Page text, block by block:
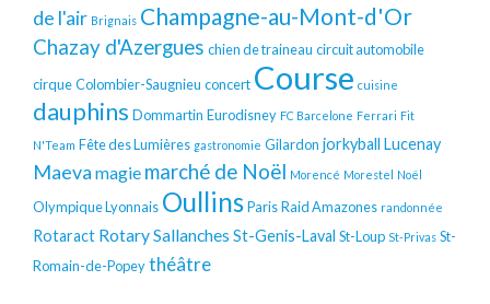
de l'air Brignais Champagne-au-Mont-d'Or
Chazay d'Azergues chien de traineau circuit automobile
cirqueColombier-Saugnieu concert Course cuisine
dauphins Dommartin Eurodisney FC Barcelone Ferrari Fit
N'Team Fête des Lumières gastronomie Gilardon jorkyball Lucenay
Maeva magie marché de Noël Morencé Morestel Noël
Olympique Lyonnais OullinsParisRaid Amazones randonnée
Rotaract RotarySallanches St-Genis-Laval St-Loup St-Privas St-
Romain-de-Popeythéâtre